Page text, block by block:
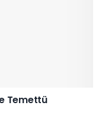
Temettü